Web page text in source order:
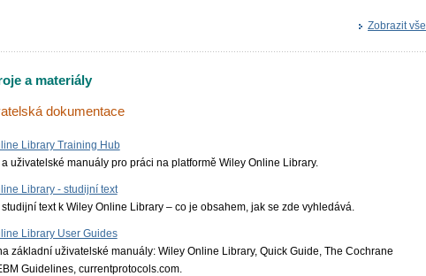
Zobrazit vše
a materiály
dokumentace
Library Training Hub
uživatelské manuály pro práci na platformě Wiley Online Library.
Library - studijní text
text k Wiley Online Library – co je obsahem, jak se zde vyhledává.
Library User Guides
základní uživatelské manuály: Wiley Online Library, Quick Guide, The Cochrane
Guidelines, currentprotocol­s.com.